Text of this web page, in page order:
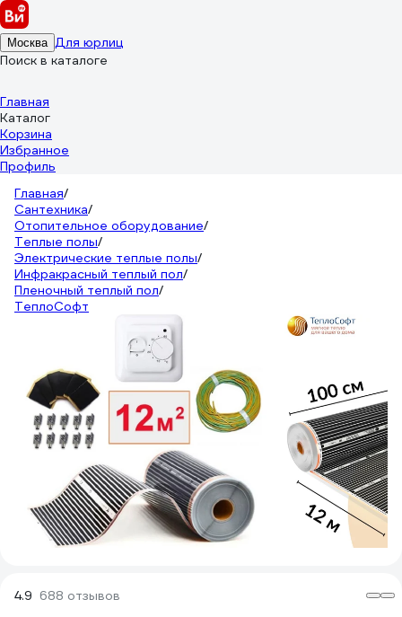
Москва Для юрлиц
Поиск в каталоге
Главная
Каталог
Корзина
Избранное
Профиль
Главная/
Сантехника/
Отопительное оборудование/
Теплые полы/
Электрические теплые полы/
Инфракрасный теплый пол/
Пленочный теплый пол/
ТеплоСофт
4.9 688 отзывов